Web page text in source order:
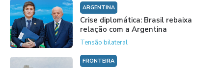
ARGENTINA
Crise diplomática: Brasil rebaixa
relação com a Argentina
Tensão bilateral
FRONTEIRA